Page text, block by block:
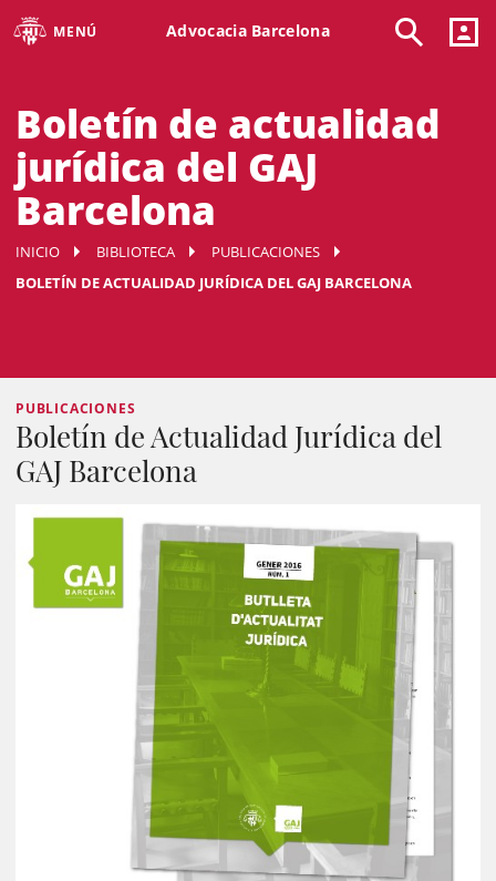
MENÚ Advocacia Barcelona
Boletín de actualidad
jurídica del GAJ
Barcelona
INICIO BIBLIOTECA
PUBLICACIONES
BOLETÍN DE ACTUALIDAD JURÍDICA DEL GAJ BARCELONA
PUBLICACIONES
Boletín de Actualidad Jurídica del
GAJ Barcelona